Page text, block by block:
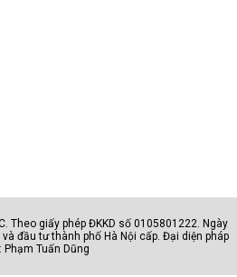
Theo giấy phép ĐKKD số 0105801222. Ngày
đầu tư thành phố Hà Nội cấp. Đại diện pháp
Phạm Tuấn Dũng